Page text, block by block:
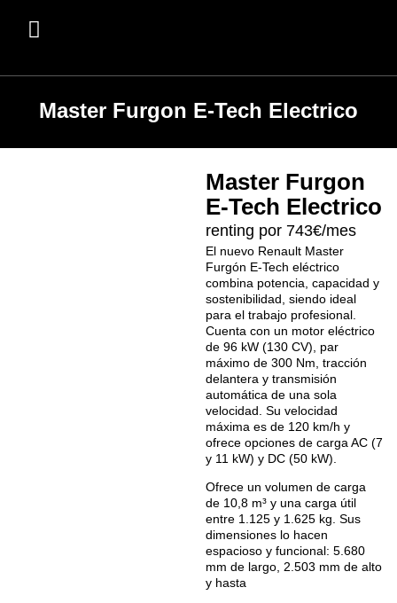
Master Furgon E-Tech Electrico
Master Furgon
E-Tech Electrico
renting por 743€/mes
El nuevo Renault Master
Furgón E-Tech eléctrico
combina potencia, capacidad y
sostenibilidad, siendo ideal
para el trabajo profesional.
Cuenta con un motor eléctrico
de 96 kW (130 CV), par
máximo de 300 Nm, tracción
delantera y transmisión
automática de una sola
velocidad. Su velocidad
máxima es de 120 km/h y
ofrece opciones de carga AC (7
y 11 kW) y DC (50 kW).
Ofrece un volumen de carga
de 10,8 m³ y una carga útil
entre 1.125 y 1.625 kg. Sus
dimensiones lo hacen
espacioso y funcional: 5.680
mm de largo, 2.503 mm de alto
y hasta